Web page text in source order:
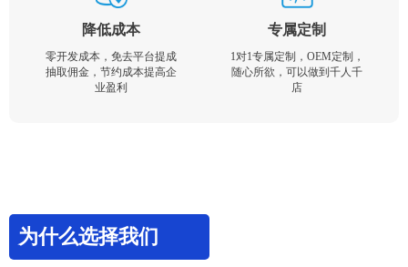
降低成本
零开发成本，免去平台提成
抽取佣金，节约成本提高企
业盈利
专属定制
1对1专属定制，OEM定制，
随心所欲，可以做到千人千
店
为什么选择我们